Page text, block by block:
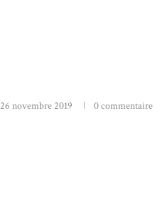
26 novembre 2019 0 commentaire